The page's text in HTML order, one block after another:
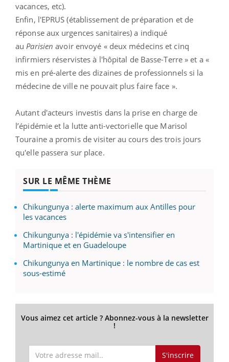
vacances, etc).
Enfin, l'EPRUS (établissement de préparation et de
réponse aux urgences sanitaires) a indiqué
au Parisien avoir envoyé « deux médecins et cinq
infirmiers réservistes à l'hôpital de Basse-Terre » et a «
mis en pré-alerte des dizaines de professionnels si la
médecine de ville ne pouvait plus faire face ».
Autant d'acteurs investis dans la prise en charge de
l’épidémie et la lutte anti-vectorielle que Marisol
Touraine a promis de visiter au cours des trois jours
qu'elle passera sur place.
SUR LE MÊME THÈME
Chikungunya : alerte maximum aux Antilles pour
les vacances
Chikungunya : l'épidémie va s'intensifier en
Martinique et en Guadeloupe
Chikungunya en Martinique : le nombre de cas est
sous-estimé
Vous aimez cet article ? Abonnez-vous à la newsletter
!
S'inscrire